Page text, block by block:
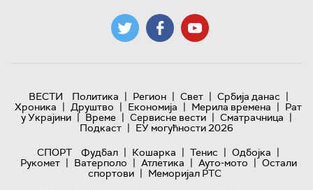
ВЕСТИ Политика | Регион | Свет | Србија данас |
Хроника | Друштво | Економија | Мерила времена | Рат
у Украјини | Време | Сервисне вести | Сматрачница |
Подкаст | ЕУ могућности 2026
СПОРТ
Фудбал | Кошарка | Тенис | Одбојка |
Рукомет | Ватерполо | Атлетика | Ауто-мото | Остали
спортови | Меморијал РТС